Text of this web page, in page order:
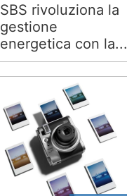
SBS rivoluziona la
gestione
energetica con la...